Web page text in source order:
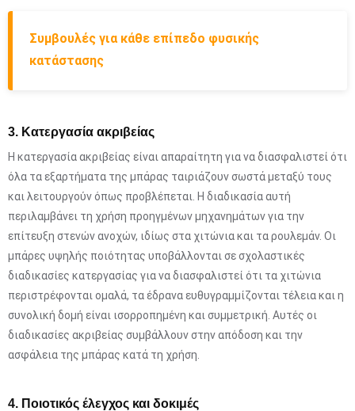
Συμβουλές για κάθε επίπεδο φυσικής
κατάστασης
3. Κατεργασία ακριβείας
Η κατεργασία ακριβείας είναι απαραίτητη για να διασφαλιστεί ότι
όλα τα εξαρτήματα της μπάρας ταιριάζουν σωστά μεταξύ τους
και λειτουργούν όπως προβλέπεται. Η διαδικασία αυτή
περιλαμβάνει τη χρήση προηγμένων μηχανημάτων για την
επίτευξη στενών ανοχών, ιδίως στα χιτώνια και τα ρουλεμάν. Οι
μπάρες υψηλής ποιότητας υποβάλλονται σε σχολαστικές
διαδικασίες κατεργασίας για να διασφαλιστεί ότι τα χιτώνια
περιστρέφονται ομαλά, τα έδρανα ευθυγραμμίζονται τέλεια και η
συνολική δομή είναι ισορροπημένη και συμμετρική. Αυτές οι
διαδικασίες ακριβείας συμβάλλουν στην απόδοση και την
ασφάλεια της μπάρας κατά τη χρήση.
4. Ποιοτικός έλεγχος και δοκιμές